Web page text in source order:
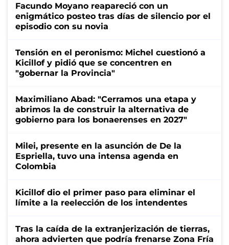
Facundo Moyano reapareció con un
enigmático posteo tras días de silencio por el
episodio con su novia
Tensión en el peronismo: Michel cuestionó a
Kicillof y pidió que se concentren en
"gobernar la Provincia"
Maximiliano Abad: "Cerramos una etapa y
abrimos la de construir la alternativa de
gobierno para los bonaerenses en 2027"
Milei, presente en la asunción de De la
Espriella, tuvo una intensa agenda en
Colombia
Kicillof dio el primer paso para eliminar el
límite a la reelección de los intendentes
Tras la caída de la extranjerización de tierras,
ahora advierten que podría frenarse Zona Fría